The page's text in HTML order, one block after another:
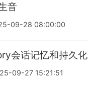
音
09-28 08:00:00
会话记忆和持久化
09-27 15:21:51